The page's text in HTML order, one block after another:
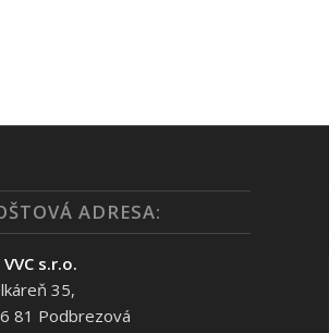
ADRESA:
VVC s.r.o.
35,
81 Podbrezová